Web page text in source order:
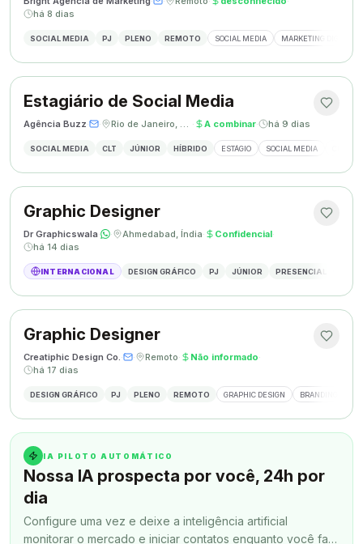
há 8 dias
SOCIAL MEDIA PJ PLENO REMOTO SOCIAL MEDIA MARKETING DIGITAL
Estagiário de Social Media
Agência Buzz· · Rio de Janeiro, Brasil · A combinar· há 9 dias
SOCIAL MEDIA CLT JÚNIOR HÍBRIDO ESTÁGIO SOCIAL MEDIA
Graphic Designer
Dr Graphicswala· · Ahmedabad, Índia· Confidencial·
há 14 dias
INTERNACIONAL DESIGN GRÁFICO PJ JÚNIOR PRESENCIAL
Graphic Designer
Creatiphic Design Co.· · Remoto· Não informado·
há 17 dias
DESIGN GRÁFICO PJ PLENO REMOTO GRAPHIC DESIGN BRANDING
IA PILOTO AUTOMÁTICO
Nossa IA prospecta por você, 24h por
dia
Configure uma vez e deixe a inteligência artificial
monitorar o mercado e iniciar contatos enquanto você faz